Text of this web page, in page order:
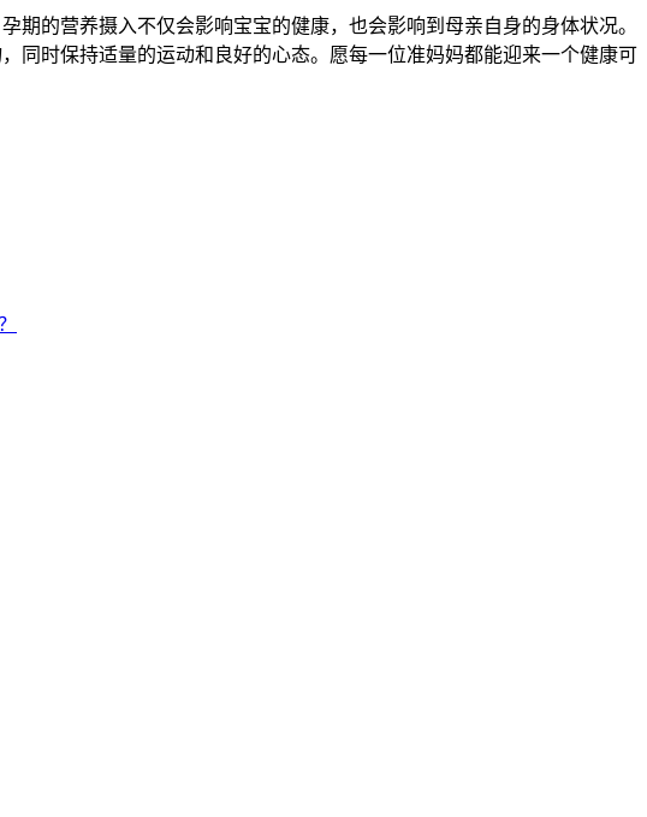
的营养摄入不仅会影响宝宝的健康，也会影响到母亲自身的身体状况。
同时保持适量的运动和良好的心态。愿每一位准妈妈都能迎来一个健康可